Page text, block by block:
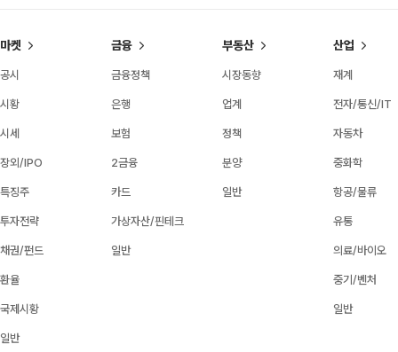
마켓
공시
시황
시세
장외/IPO
특징주
투자전략
채권/펀드
환율
국제시황
일반
금융
금융정책
은행
보험
2금융
카드
가상자산/핀테크
일반
부동산
시장동향
업계
정책
분양
일반
산업
재계
전자/통신/IT
자동차
중화학
항공/물류
유통
의료/바이오
중기/벤처
일반